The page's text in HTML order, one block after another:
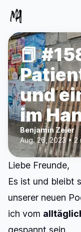
📕
und
im
Benjamin Zeier
Aug. 26, 2023 • 2
Liebe Freunde,
Es ist und bleibt
unserer neuen
ich vom
gespannt sein.